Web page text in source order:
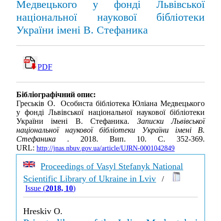
Медвецького у фонді Львівської
національної наукової бібліотеки
України імені В. Стефаника
PDF
Бібліографічний опис:
Греськів О. Особиста бібліотека Юліана Медвецького
у фонді Львівської національної наукової бібліотеки
України імені В. Стефаника. Записки Львівської
національної наукової бібліотеки України імені В.
Стефаника . 2018. Вип. 10. С. 352-369.
URL: http://jnas.nbuv.gov.ua/article/UJRN-0001042849
Proceedings of Vasyl Stefanyk National
Scientific Library of Ukraine in Lviv /
Issue (2018, 10)
Hreskiv O.